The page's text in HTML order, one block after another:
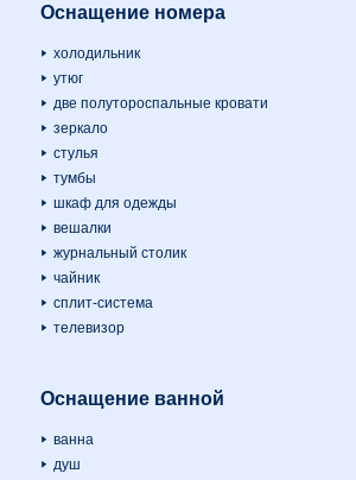
Оснащение номера
холодильник
утюг
две полутороспальные кровати
зеркало
стулья
тумбы
шкаф для одежды
вешалки
журнальный столик
чайник
сплит-система
телевизор
Оснащение ванной
ванна
душ